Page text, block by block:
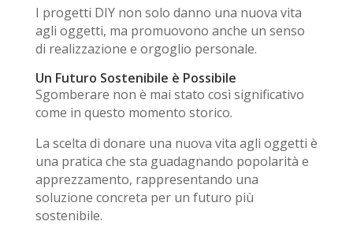
I progetti DIY non solo danno una nuova vita
agli oggetti, ma promuovono anche un senso
di realizzazione e orgoglio personale.
Un Futuro Sostenibile è Possibile
Sgomberare non è mai stato così significativo
come in questo momento storico.
La scelta di donare una nuova vita agli oggetti è
una pratica che sta guadagnando popolarità e
apprezzamento, rappresentando una
soluzione concreta per un futuro più
sostenibile.